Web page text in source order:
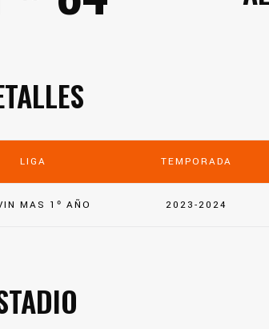
LIGA TEMPORADA
MAS 1º AÑO 2023-2024